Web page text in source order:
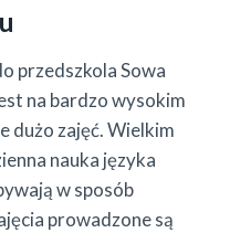
przedszkola Sowa
na bardzo wysokim
dużo zajęć. Wielkim
nauka języka
w sposób
prowadzone są